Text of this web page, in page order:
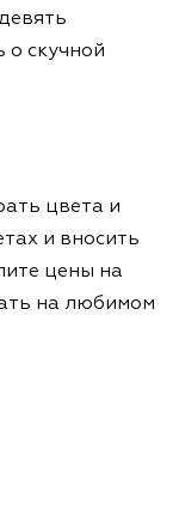
о скучной
цвета и
и вносить
цены на
на любимом